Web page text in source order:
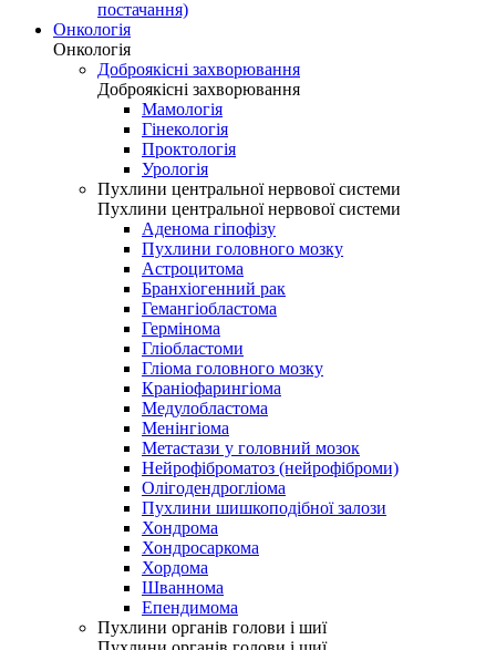
постачання)
Онкологія
Онкологія
Доброякісні захворювання
Доброякісні захворювання
Мамологія
Гінекологія
Проктологія
Урологія
Пухлини центральної нервової системи
Пухлини центральної нервової системи
Аденома гіпофізу
Пухлини головного мозку
Астроцитома
Бранхіогенний рак
Гемангіобластома
Гермінома
Гліобластоми
Гліома головного мозку
Краніофарингіома
Медулобластома
Менінгіома
Метастази у головний мозок
Нейрофіброматоз (нейрофіброми)
Олігодендрогліома
Пухлини шишкоподібної залози
Хондрома
Хондросаркома
Хордома
Шваннома
Епендимома
Пухлини органів голови і шиї